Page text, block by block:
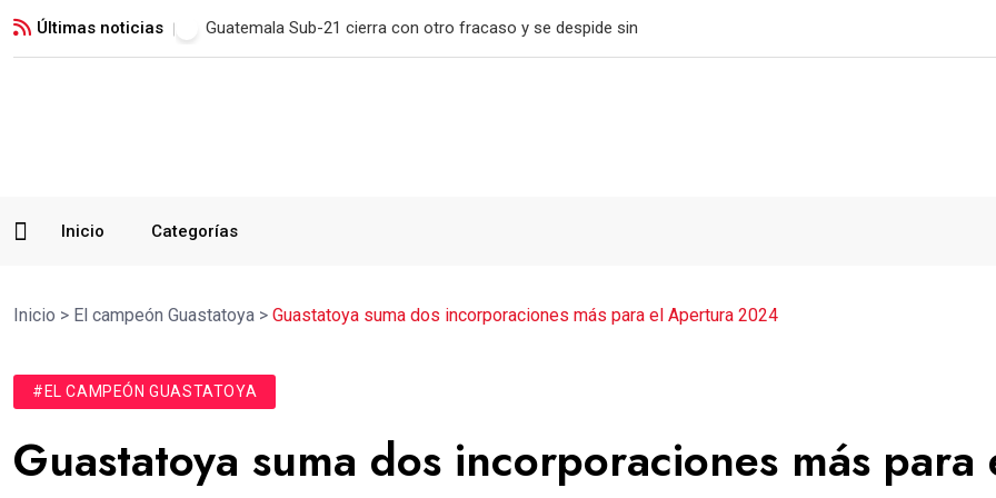
Últimas noticias Municipal remonta en San Marcos y mantiene el paso perfecto
Inicio Categorías
Inicio > El campeón Guastatoya > Guastatoya suma dos incorporaciones más para el Apertura 2024
#EL CAMPEÓN GUASTATOYA
Guastatoya suma dos incorporaciones más para